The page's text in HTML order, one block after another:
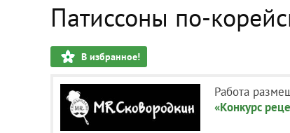
Патиссоны по-
В избранное!
Работа
«Конкурс